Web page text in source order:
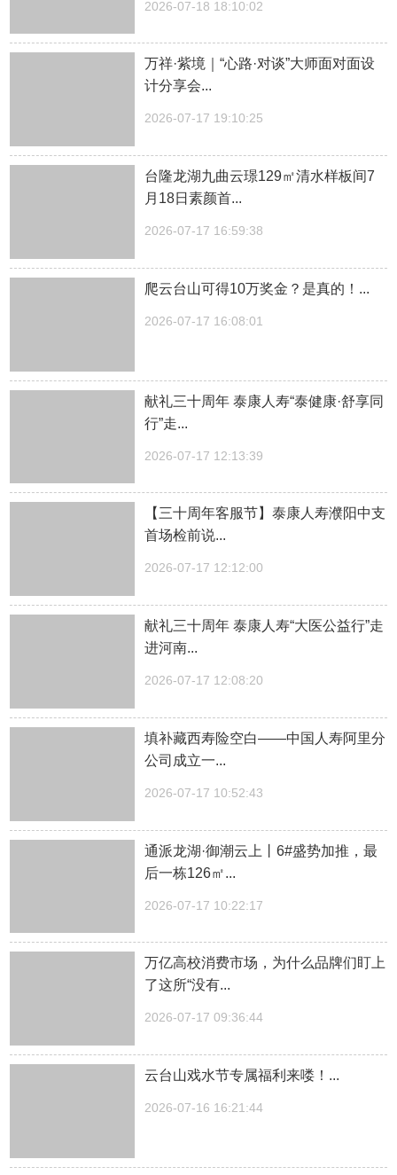
2026-07-18 18:10:02
万祥·紫境｜“心路·对谈”大师面对面设
计分享会...
2026-07-17 19:10:25
台隆龙湖九曲云璟129㎡清水样板间7
月18日素颜首...
2026-07-17 16:59:38
爬云台山可得10万奖金？是真的！...
2026-07-17 16:08:01
献礼三十周年 泰康人寿“泰健康·舒享同
行”走...
2026-07-17 12:13:39
【三十周年客服节】泰康人寿濮阳中支
首场检前说...
2026-07-17 12:12:00
献礼三十周年 泰康人寿“大医公益行”走
进河南...
2026-07-17 12:08:20
填补藏西寿险空白——中国人寿阿里分
公司成立一...
2026-07-17 10:52:43
通派龙湖·御潮云上丨6#盛势加推，最
后一栋126㎡...
2026-07-17 10:22:17
万亿高校消费市场，为什么品牌们盯上
了这所“没有...
2026-07-17 09:36:44
云台山戏水节专属福利来喽！...
2026-07-16 16:21:44